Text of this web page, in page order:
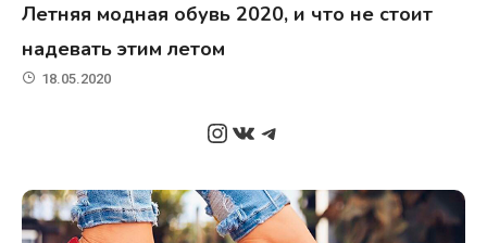
Летняя модная обувь 2020, и что не стоит
надевать этим летом
18.05.2020
Instagram
ВКонтакте
Telegram